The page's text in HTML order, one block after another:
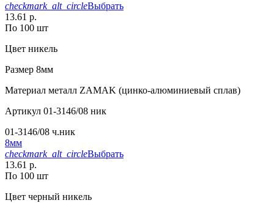
checkmark_alt_circleВыбрать
13.61 р.
По 100 шт
Цвет никель
Размер 8мм
Материал металл ZAMAK (цинко-алюминиевый сплав)
Артикул 01-3146/08 ник
01-3146/08 ч.ник
8мм
checkmark_alt_circleВыбрать
13.61 р.
По 100 шт
Цвет черный никель